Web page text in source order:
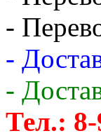
-
-
-
Тел.: